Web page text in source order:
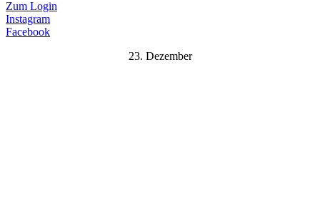
Zum Login
Instagram
Facebook
23. Dezember